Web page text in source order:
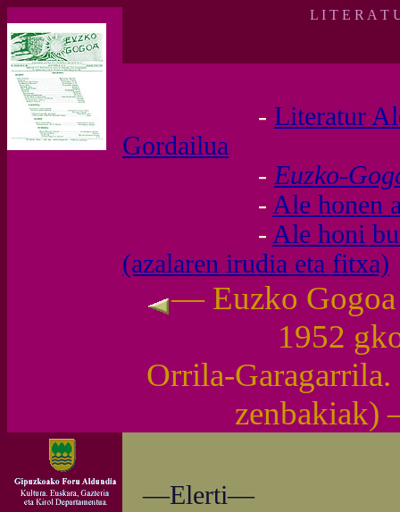
L I T E R A T
- Literatur
Gordailua
- Euzko-
- Ale honen
- Ale honi
(azalaren irudia eta fitxa)
— Euzko
1952
Orrila-Garagarrila.
—Elerti—